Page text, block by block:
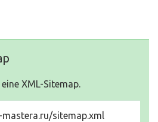
XML-Sitemap.
sitemap.xml